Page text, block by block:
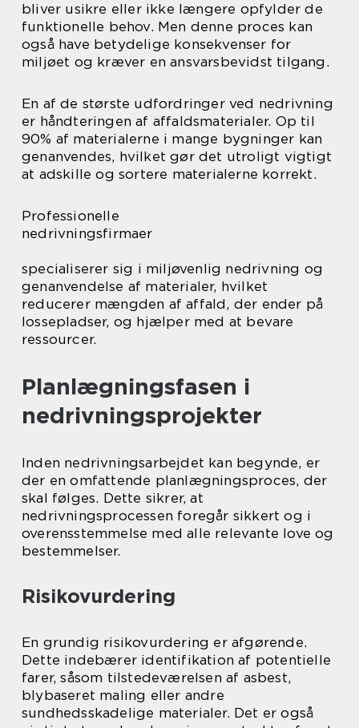
bliver usikre eller ikke længere opfylder de
funktionelle behov. Men denne proces kan
også have betydelige konsekvenser for
miljøet og kræver en ansvarsbevidst tilgang.
En af de største udfordringer ved nedrivning
er håndteringen af affaldsmaterialer. Op til
90% af materialerne i mange bygninger kan
genanvendes, hvilket gør det utroligt vigtigt
at adskille og sortere materialerne korrekt.
Professionelle
nedrivningsfirmaer
specialiserer sig i miljøvenlig nedrivning og
genanvendelse af materialer, hvilket
reducerer mængden af affald, der ender på
lossepladser, og hjælper med at bevare
ressourcer.
Planlægningsfasen i
nedrivningsprojekter
Inden nedrivningsarbejdet kan begynde, er
der en omfattende planlægningsproces, der
skal følges. Dette sikrer, at
nedrivningsprocessen foregår sikkert og i
overensstemmelse med alle relevante love og
bestemmelser.
Risikovurdering
En grundig risikovurdering er afgørende.
Dette indebærer identifikation af potentielle
farer, såsom tilstedeværelsen af asbest,
blybaseret maling eller andre
sundhedsskadelige materialer. Det er også